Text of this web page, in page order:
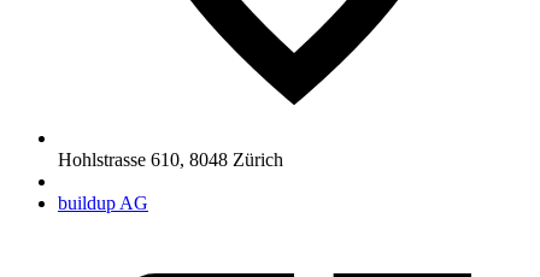
Hohlstrasse 610, 8048 Zürich
buildup AG